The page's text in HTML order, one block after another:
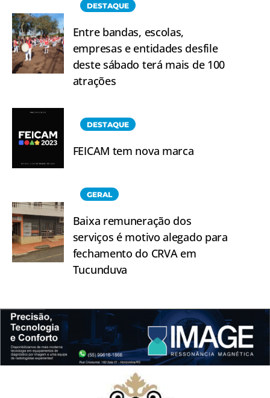
DESTAQUE
Entre bandas, escolas,
empresas e entidades desfile
deste sábado terá mais de 100
atrações
DESTAQUE
FEICAM tem nova marca
GERAL
Baixa remuneração dos
serviços é motivo alegado para
fechamento do CRVA em
Tucunduva